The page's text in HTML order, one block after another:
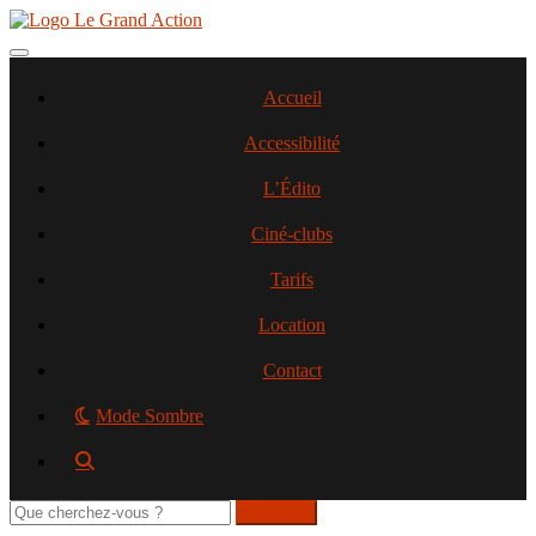
Aller
contenu
Toggle navigation
Accueil
Accessibilité
L’Édito
Ciné-clubs
Tarifs
Location
Contact
Mode Sombre
Rechercher
sur